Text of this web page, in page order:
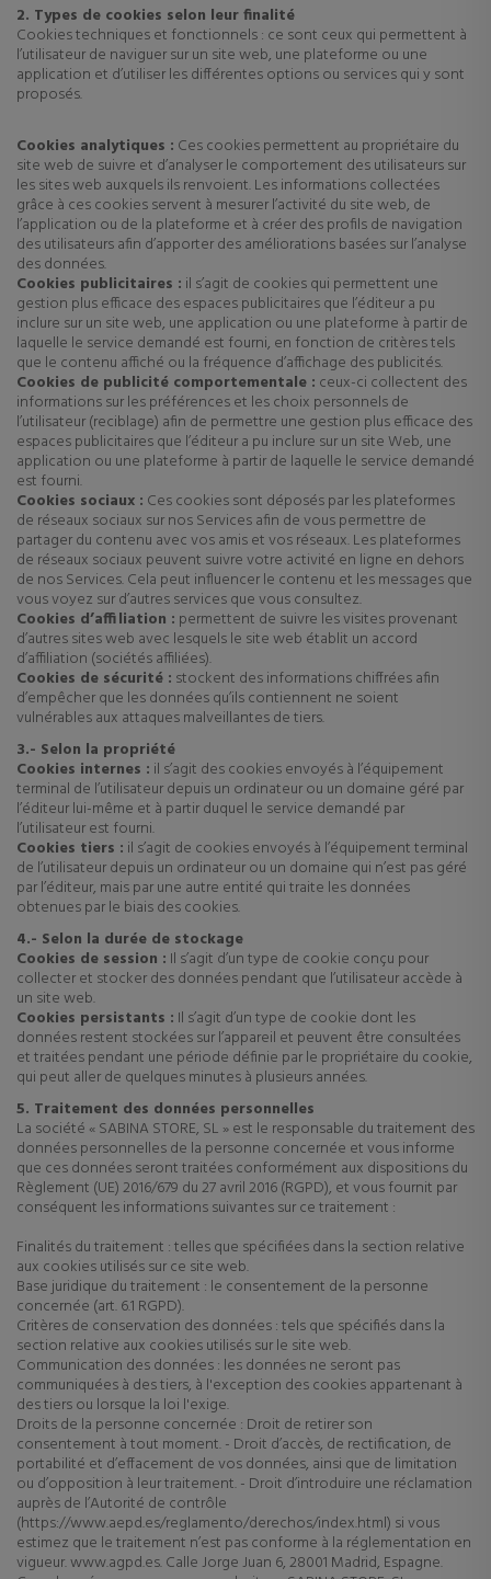
2. Types de cookies selon leur finalité
Cookies techniques et fonctionnels : ce sont ceux qui permettent à
l’utilisateur de naviguer sur un site web, une plateforme ou une
application et d’utiliser les différentes options ou services qui y sont
proposés.
Cookies analytiques : Ces cookies permettent au propriétaire du
site web de suivre et d’analyser le comportement des utilisateurs sur
les sites web auxquels ils renvoient. Les informations collectées
grâce à ces cookies servent à mesurer l’activité du site web, de
l’application ou de la plateforme et à créer des profils de navigation
des utilisateurs afin d’apporter des améliorations basées sur l’analyse
des données.
Cookies publicitaires : il s’agit de cookies qui permettent une
gestion plus efficace des espaces publicitaires que l’éditeur a pu
inclure sur un site web, une application ou une plateforme à partir de
laquelle le service demandé est fourni, en fonction de critères tels
que le contenu affiché ou la fréquence d’affichage des publicités.
Cookies de publicité comportementale : ceux-ci collectent des
informations sur les préférences et les choix personnels de
l’utilisateur (reciblage) afin de permettre une gestion plus efficace des
espaces publicitaires que l’éditeur a pu inclure sur un site Web, une
application ou une plateforme à partir de laquelle le service demandé
est fourni.
Cookies sociaux : Ces cookies sont déposés par les plateformes
de réseaux sociaux sur nos Services afin de vous permettre de
partager du contenu avec vos amis et vos réseaux. Les plateformes
de réseaux sociaux peuvent suivre votre activité en ligne en dehors
de nos Services. Cela peut influencer le contenu et les messages que
vous voyez sur d’autres services que vous consultez.
Cookies d’affiliation : permettent de suivre les visites provenant
d’autres sites web avec lesquels le site web établit un accord
d’affiliation (sociétés affiliées).
Cookies de sécurité : stockent des informations chiffrées afin
d’empêcher que les données qu’ils contiennent ne soient
vulnérables aux attaques malveillantes de tiers.
3.- Selon la propriété
Cookies internes : il s’agit des cookies envoyés à l’équipement
terminal de l’utilisateur depuis un ordinateur ou un domaine géré par
l’éditeur lui-même et à partir duquel le service demandé par
l’utilisateur est fourni.
Cookies tiers : il s’agit de cookies envoyés à l’équipement terminal
de l’utilisateur depuis un ordinateur ou un domaine qui n’est pas géré
par l’éditeur, mais par une autre entité qui traite les données
obtenues par le biais des cookies.
4.- Selon la durée de stockage
Cookies de session : Il s’agit d’un type de cookie conçu pour
collecter et stocker des données pendant que l’utilisateur accède à
un site web.
Cookies persistants : Il s’agit d’un type de cookie dont les
données restent stockées sur l’appareil et peuvent être consultées
et traitées pendant une période définie par le propriétaire du cookie,
qui peut aller de quelques minutes à plusieurs années.
5. Traitement des données personnelles
La société « SABINA STORE, SL » est le responsable du traitement des
données personnelles de la personne concernée et vous informe
que ces données seront traitées conformément aux dispositions du
Règlement (UE) 2016/679 du 27 avril 2016 (RGPD), et vous fournit par
conséquent les informations suivantes sur ce traitement :
Finalités du traitement : telles que spécifiées dans la section relative
aux cookies utilisés sur ce site web.
Base juridique du traitement : le consentement de la personne
concernée (art. 6.1 RGPD).
Critères de conservation des données : tels que spécifiés dans la
section relative aux cookies utilisés sur le site web.
Communication des données : les données ne seront pas
communiquées à des tiers, à l'exception des cookies appartenant à
des tiers ou lorsque la loi l'exige.
Droits de la personne concernée : Droit de retirer son
consentement à tout moment. - Droit d’accès, de rectification, de
portabilité et d’effacement de vos données, ainsi que de limitation
ou d’opposition à leur traitement. - Droit d’introduire une réclamation
auprès de l’Autorité de contrôle
(https://www.aepd.es/reglamento/derechos/index.html) si vous
estimez que le traitement n’est pas conforme à la réglementation en
vigueur. www.agpd.es. Calle Jorge Juan 6, 28001 Madrid, Espagne.